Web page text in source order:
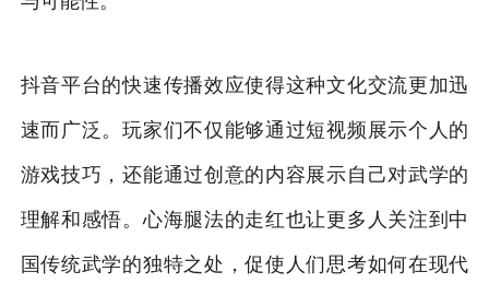
抖音平台的快速传播效应使得这种文化交流更加迅
速而广泛。玩家们不仅能够通过短视频展示个人的
游戏技巧，还能通过创意的内容展示自己对武学的
理解和感悟。心海腿法的走红也让更多人关注到中
国传统武学的独特之处，促使人们思考如何在现代